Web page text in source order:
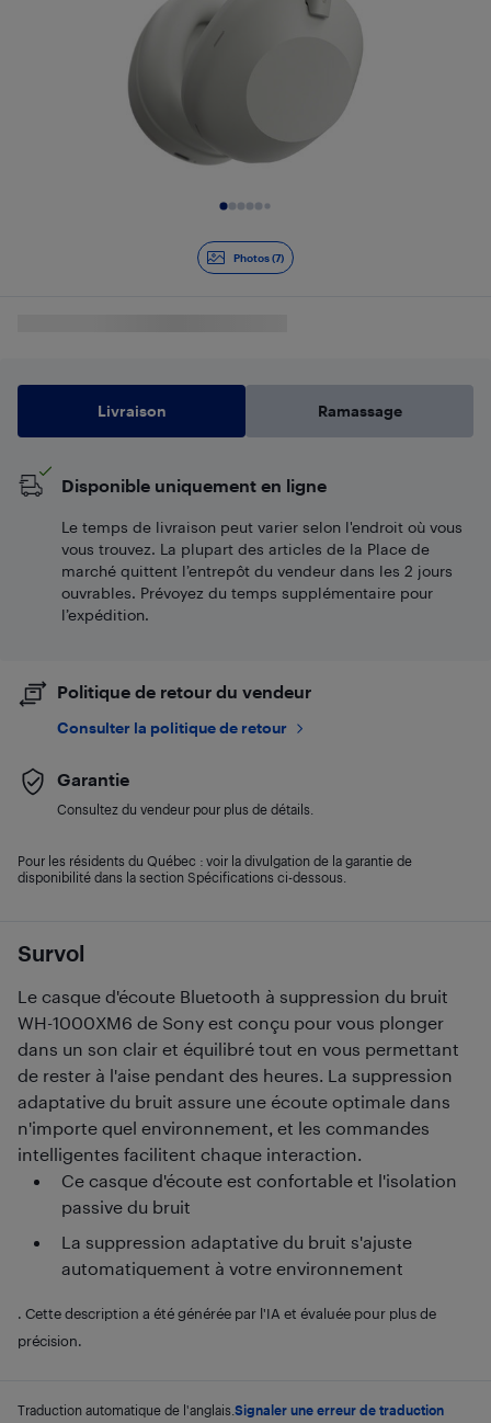
Photos (7)
Survol
Le casque d'écoute Bluetooth à suppression du bruit
WH-1000XM6 de Sony est conçu pour vous plonger
dans un son clair et équilibré tout en vous permettant
de rester à l'aise pendant des heures. La suppression
adaptative du bruit assure une écoute optimale dans
n'importe quel environnement, et les commandes
intelligentes facilitent chaque interaction.
Ce casque d'écoute est confortable et l'isolation
passive du bruit
La suppression adaptative du bruit s'ajuste
automatiquement à votre environnement
. Cette description a été générée par l'IA et évaluée pour plus de
précision.
Traduction automatique de l'anglais. Signaler une erreur de traduction
Livraison Ramassage
Disponible uniquement en ligne
Le temps de livraison peut varier selon l'endroit où vous
vous trouvez. La plupart des articles de la Place de
marché quittent l’entrepôt du vendeur dans les 2 jours
ouvrables. Prévoyez du temps supplémentaire pour
l’expédition.
Politique de retour du vendeur
Consulter la politique de retour
Garantie
Consultez du vendeur pour plus de détails.
Pour les résidents du Québec : voir la divulgation de la garantie de
disponibilité dans la section Spécifications ci-dessous.